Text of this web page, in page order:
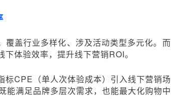
覆盖行业多样化、涉及活动类型多元化。而
体验效率，提升线下营销ROI。
标CPE（单人次体验成本）引入线下营销场
能满足品牌多层次需求，也能最大化购物中